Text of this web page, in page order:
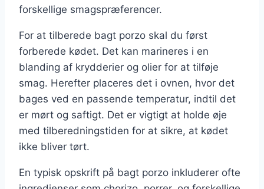
forskellige smagspræferencer.
For at tilberede bagt porzo skal du først
forberede kødet. Det kan marineres i en
blanding af krydderier og olier for at tilføje
smag. Herefter placeres det i ovnen, hvor det
bages ved en passende temperatur, indtil det
er mørt og saftigt. Det er vigtigt at holde øje
med tilberedningstiden for at sikre, at kødet
ikke bliver tørt.
En typisk opskrift på bagt porzo inkluderer ofte